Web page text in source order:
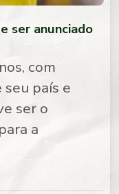
ser anunciado
com
seu país e
ser o
a